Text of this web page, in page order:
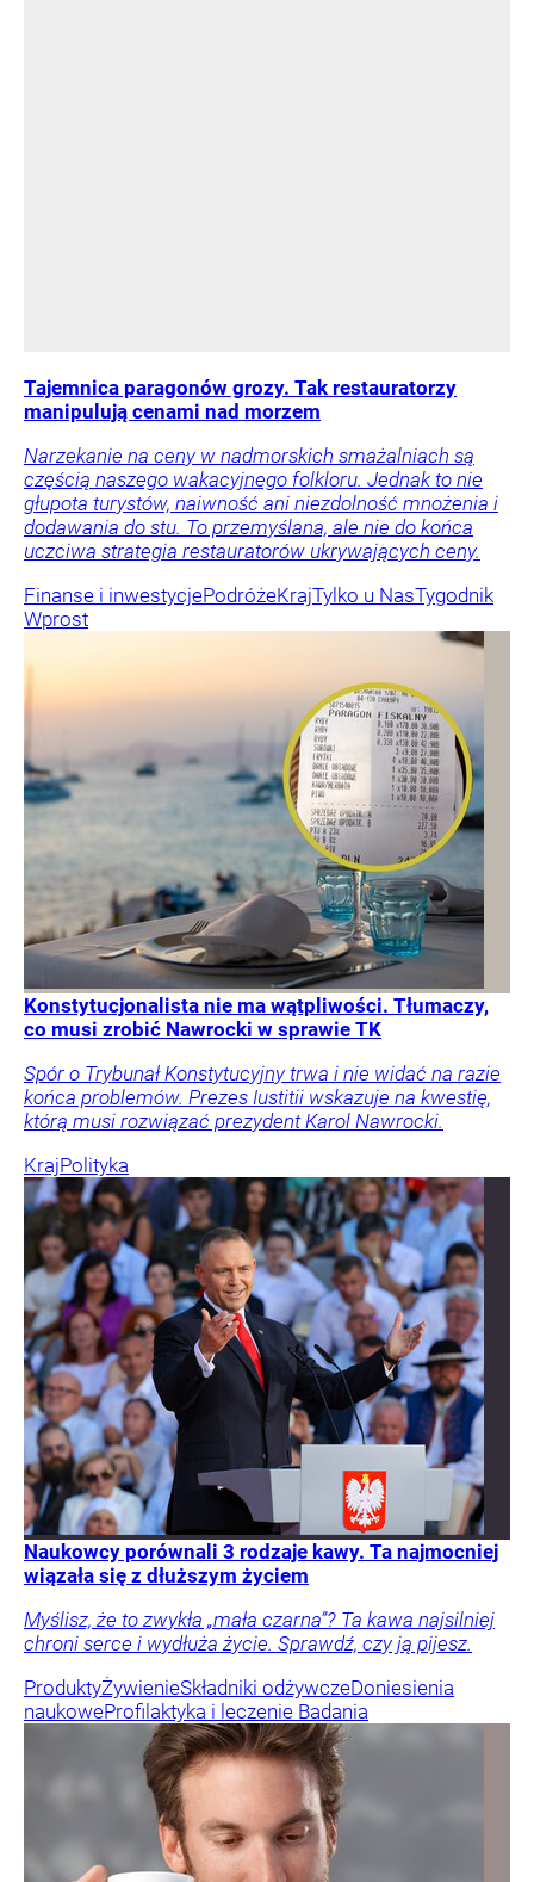
Tajemnica paragonów grozy. Tak restauratorzy
manipulują cenami nad morzem
Narzekanie na ceny w nadmorskich smażalniach są
częścią naszego wakacyjnego folkloru. Jednak to nie
głupota turystów, naiwność ani niezdolność mnożenia i
dodawania do stu. To przemyślana, ale nie do końca
uczciwa strategia restauratorów ukrywających ceny.
Finanse i inwestycjePodróżeKrajTylko u NasTygodnik
Wprost
Konstytucjonalista nie ma wątpliwości. Tłumaczy,
co musi zrobić Nawrocki w sprawie TK
Spór o Trybunał Konstytucyjny trwa i nie widać na razie
końca problemów. Prezes Iustitii wskazuje na kwestię,
którą musi rozwiązać prezydent Karol Nawrocki.
KrajPolityka
Naukowcy porównali 3 rodzaje kawy. Ta najmocniej
wiązała się z dłuższym życiem
Myślisz, że to zwykła „mała czarna”? Ta kawa najsilniej
chroni serce i wydłuża życie. Sprawdź, czy ją pijesz.
ProduktyŻywienieSkładniki odżywczeDoniesienia
naukoweProfilaktyka i leczenie Badania